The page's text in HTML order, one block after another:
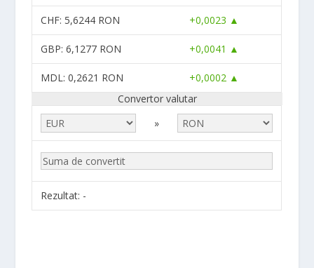
CHF: 5,6244 RON +0,0023 ▲
GBP: 6,1277 RON +0,0041 ▲
MDL: 0,2621 RON
+0,0002 ▲
Convertor valutar
»
Rezultat: -